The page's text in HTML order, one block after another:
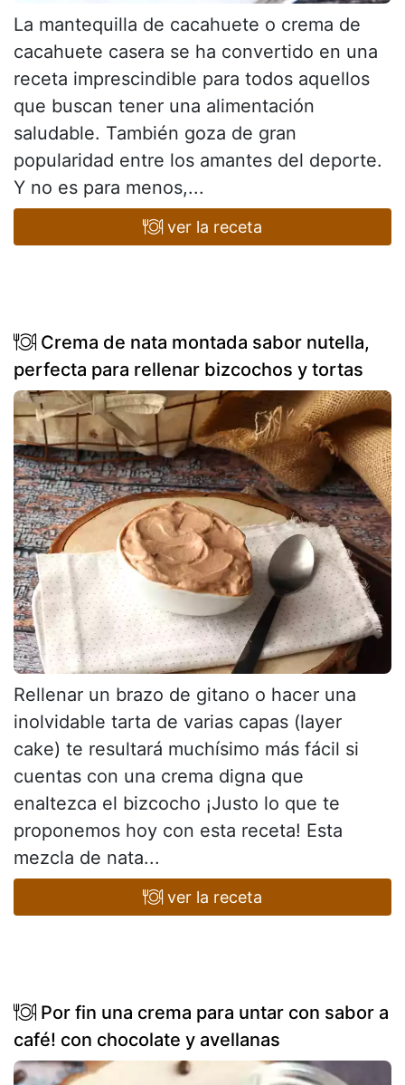
La mantequilla de cacahuete o crema de
cacahuete casera se ha convertido en una
receta imprescindible para todos aquellos
que buscan tener una alimentación
saludable. También goza de gran
popularidad entre los amantes del deporte.
Y no es para menos,...
ver la receta
Crema de nata montada sabor nutella,
perfecta para rellenar bizcochos y tortas
Rellenar un brazo de gitano o hacer una
inolvidable tarta de varias capas (layer
cake) te resultará muchísimo más fácil si
cuentas con una crema digna que
enaltezca el bizcocho ¡Justo lo que te
proponemos hoy con esta receta! Esta
mezcla de nata...
ver la receta
Por fin una crema para untar con sabor a
café! con chocolate y avellanas